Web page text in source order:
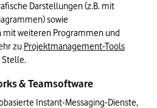
Darstellungen (z.B. mit
sowie
weiteren Programmen und
zu Projektmanagement-Tools
Stelle.
& Teamsoftware
Instant-Messaging-Dienste,